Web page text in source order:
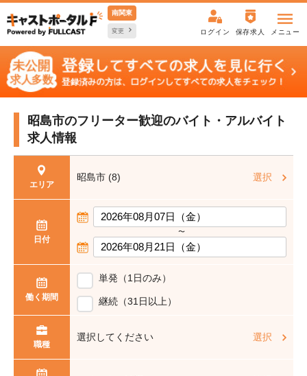
南関東
変更 ログイン 保存求人 メニュー
昭島市のフリーター歓迎のバイト・アルバイト
求人情報
エリア
昭島市 (8) 選択
日付
〜
働く期間
単発（1日のみ）
継続（31日以上）
職種
選択してください 選択